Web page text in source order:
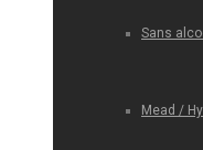
Sans
Mead /